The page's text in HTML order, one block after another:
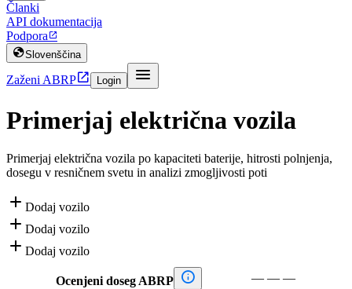
Članki
API dokumentacija
Podpora
Slovenščina
Zaženi ABRP Login 
Primerjaj električna vozila
Primerjaj električna vozila po kapaciteti baterije, hitrosti polnjenja,
dosegu v resničnem svetu in analizi zmogljivosti poti
 Dodaj vozilo
 Dodaj vozilo
 Dodaj vozilo
Ocenjeni doseg ABRP  — — —